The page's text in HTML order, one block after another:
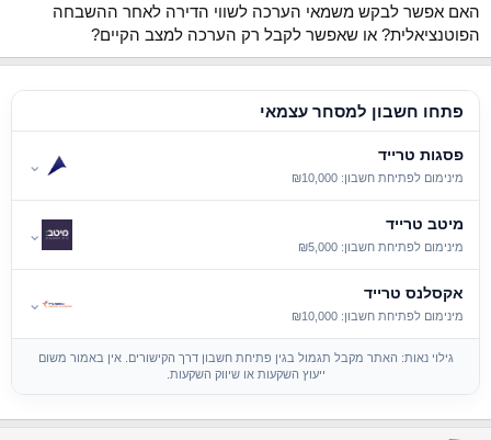
האם אפשר לבקש משמאי הערכה לשווי הדירה לאחר ההשבחה
הפוטנציאלית? או שאפשר לקבל רק הערכה למצב הקיים?
פתחו חשבון למסחר עצמאי
פסגות טרייד
מינימום לפתיחת חשבון: ₪10,000
⌄
מיטב טרייד
מינימום לפתיחת חשבון: ₪5,000
⌄
אקסלנס טרייד
מינימום לפתיחת חשבון: ₪10,000
⌄
גילוי נאות: האתר מקבל תגמול בגין פתיחת חשבון דרך הקישורים. אין באמור משום
ייעוץ השקעות או שיווק השקעות.